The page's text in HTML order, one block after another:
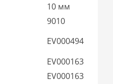
10 мм
9010
EV000494
EV000163
EV000163